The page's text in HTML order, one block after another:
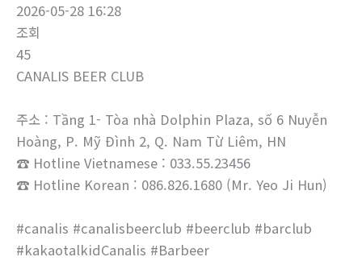
2026-05-28 16:28
조회
45
CANALIS BEER CLUB
주소 : Tầng 1- Tòa nhà Dolphin Plaza, số 6 Nuyễn
Hoàng, P. Mỹ Đình 2, Q. Nam Từ Liêm, HN
☎ Hotline Vietnamese : 033.55.23456
☎ Hotline Korean : 086.826.1680 (Mr. Yeo Ji Hun)
#canalis #canalisbeerclub #beerclub #barclub
#kakaotalkidCanalis #Barbeer